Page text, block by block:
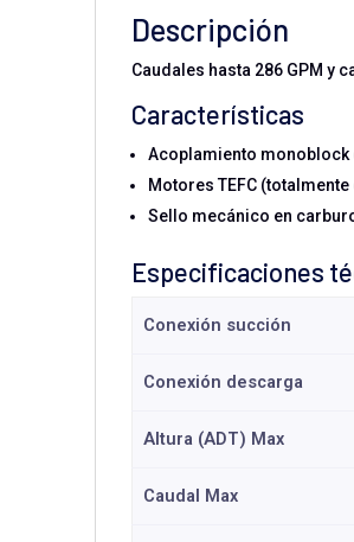
Descripción
Caudales hasta 286 GPM y
Características
Acoplamiento
Motores TEFC
Sello mecánico en
Especificaciones
Conexión succión
Conexión descarga
Altura (ADT) Max
Caudal Max